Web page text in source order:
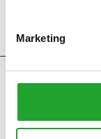
Marketing